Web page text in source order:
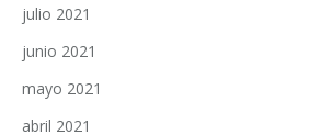
julio 2021
junio 2021
mayo 2021
abril 2021